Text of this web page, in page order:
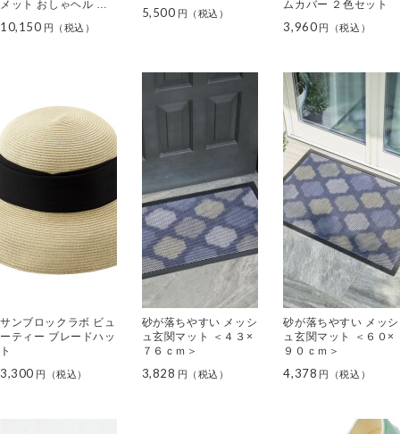
メット おしゃヘル ＜
10,150
5,500
ムカバー ２色セット
3,960
サンブロックラボ ビュ
ーティー ブレードハッ
ト
3,300
砂が落ちやすい メッシ
ュ玄関マット ＜４３×
７６ｃｍ＞
3,828
砂が落ちやすい メッシ
ュ玄関マット ＜６０×
９０ｃｍ＞
4,378